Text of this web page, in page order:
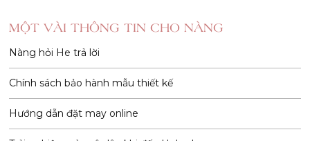
MỘT VÀI THÔNG TIN CHO NÀNG
Nàng hỏi He trả lời
Chính sách bảo hành mẫu thiết kế
Hướng dẫn đặt may online